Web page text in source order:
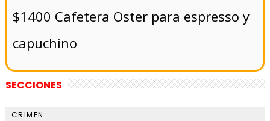
$1400 Cafetera Oster para espresso y
capuchino
SECCIONES
CRIMEN